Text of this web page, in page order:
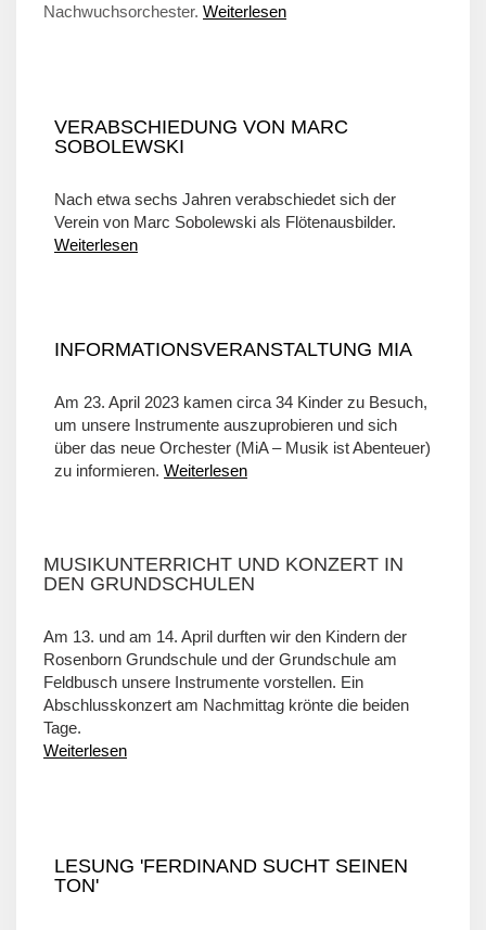
Nachwuchsorchester. Weiterlesen
VERABSCHIEDUNG VON MARC
SOBOLEWSKI
Nach etwa sechs Jahren verabschiedet sich der
Verein von Marc Sobolewski als Flötenausbilder.
Weiterlesen
INFORMATIONSVERANSTALTUNG MIA
Am 23. April 2023 kamen circa 34 Kinder zu Besuch,
um unsere Instrumente auszuprobieren und sich
über das neue Orchester (MiA – Musik ist Abenteuer)
zu informieren. Weiterlesen
MUSIKUNTERRICHT UND KONZERT IN
DEN GRUNDSCHULEN
Am 13. und am 14. April durften wir den Kindern der
Rosenborn Grundschule und der Grundschule am
Feldbusch unsere Instrumente vorstellen. Ein
Abschlusskonzert am Nachmittag krönte die beiden
Tage.
Weiterlesen
LESUNG 'FERDINAND SUCHT SEINEN
TON'